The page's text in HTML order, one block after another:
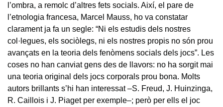
l’ombra, a remolc d’altres fets socials. Així, el pare de
l’etnologia francesa, Marcel Mauss, ho va constatar
clarament ja fa un segle: “Ni els estudis dels nostres
col·legues, els sociòlegs, ni els nostres propis no són prou
avançats en la teoria dels fenòmens socials dels jocs”. Les
coses no han canviat gens des de llavors: no ha sorgit mai
una teoria original dels jocs corporals prou bona. Molts
autors brillants s’hi han interessat –S. Freud, J. Huinzinga,
R. Caillois i J. Piaget per exemple–; però per ells el joc